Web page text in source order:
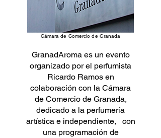
Cámara de Comercio de Granada
GranadAroma es un evento
organizado por el perfumista
Ricardo Ramos en
colaboración con la Cámara
de Comercio de Granada,
dedicado a la perfumería
artística e independiente, con
una programación de